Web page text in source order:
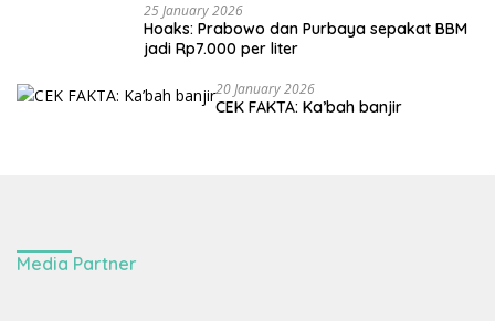
25 January 2026
Hoaks: Prabowo dan Purbaya sepakat BBM
jadi Rp7.000 per liter
20 January 2026
CEK FAKTA: Ka’bah banjir
Media Partner